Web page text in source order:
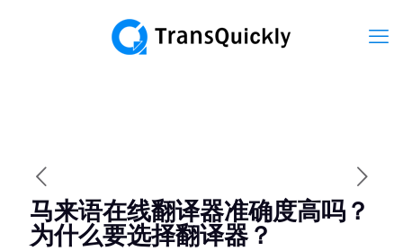
马来语在线翻译器准确度高吗？
为什么要选择翻译器？